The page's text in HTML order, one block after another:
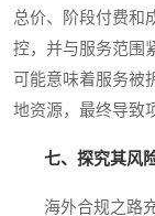
总价、阶段付费和
控，并与服务范围
可能意味着服务被
地资源，最终导致
七、探究其风
海外合规之路充